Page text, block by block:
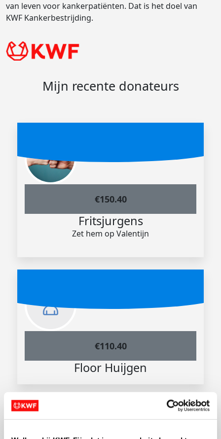
van leven voor kankerpatiënten. Dat is het doel van
KWF Kankerbestrijding.
Mijn recente donateurs
€150.40
Fritsjurgens
Zet hem op Valentijn
€110.40
Floor Huijgen